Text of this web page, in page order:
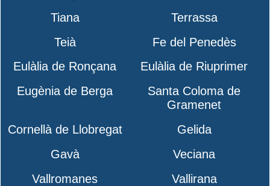
Tiana
Terrassa
Teià
Fe del Penedès
Eulàlia de Ronçana
Eulàlia de Riuprimer
Eugènia de Berga
Santa Coloma de
Gramenet
Cornellà de Llobregat
Gelida
Gavà
Veciana
Vallromanes
Vallirana